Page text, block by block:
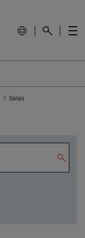
Salas